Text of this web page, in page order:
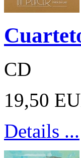
CD
19,50
Details ...